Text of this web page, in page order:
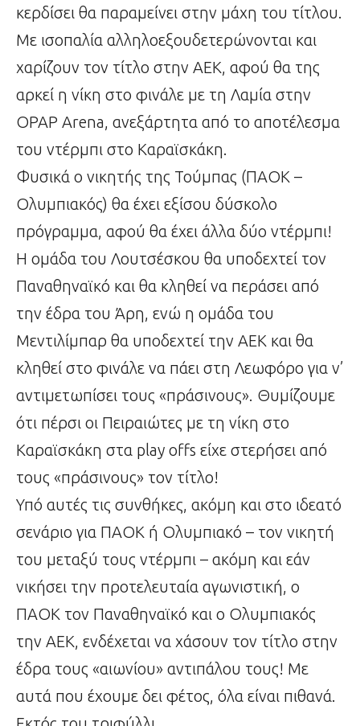
κερδίσει θα παραμείνει στην μάχη του τίτλου.
Με ισοπαλία αλληλοεξουδετερώνονται και
χαρίζουν τον τίτλο στην ΑΕΚ, αφού θα της
αρκεί η νίκη στο φινάλε με τη Λαμία στην
OPAP Arena, ανεξάρτητα από το αποτέλεσμα
του ντέρμπι στο Καραϊσκάκη.
Φυσικά ο νικητής της Τούμπας (ΠΑΟΚ –
Ολυμπιακός) θα έχει εξίσου δύσκολο
πρόγραμμα, αφού θα έχει άλλα δύο ντέρμπι!
Η ομάδα του Λουτσέσκου θα υποδεχτεί τον
Παναθηναϊκό και θα κληθεί να περάσει από
την έδρα του Άρη, ενώ η ομάδα του
Μεντιλίμπαρ θα υποδεχτεί την ΑΕΚ και θα
κληθεί στο φινάλε να πάει στη Λεωφόρο για ν’
αντιμετωπίσει τους «πράσινους». Θυμίζουμε
ότι πέρσι οι Πειραιώτες με τη νίκη στο
Καραϊσκάκη στα play offs είχε στερήσει από
τους «πράσινους» τον τίτλο!
Υπό αυτές τις συνθήκες, ακόμη και στο ιδεατό
σενάριο για ΠΑΟΚ ή Ολυμπιακό – τον νικητή
του μεταξύ τους ντέρμπι – ακόμη και εάν
νικήσει την προτελευταία αγωνιστική, ο
ΠΑΟΚ τον Παναθηναϊκό και ο Ολυμπιακός
την ΑΕΚ, ενδέχεται να χάσουν τον τίτλο στην
έδρα τους «αιωνίου» αντιπάλου τους! Με
αυτά που έχουμε δει φέτος, όλα είναι πιθανά.